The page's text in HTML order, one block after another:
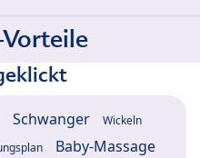
Vorteile
Schwanger Wickeln
Baby-Massage